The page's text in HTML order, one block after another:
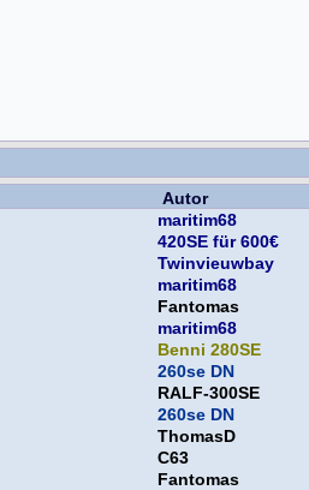
Autor
maritim68
420SE für 600€
Twinvieuwbay
maritim68
Fantomas
maritim68
Benni 280SE
260se DN
RALF-300SE
260se DN
ThomasD
C63
Fantomas